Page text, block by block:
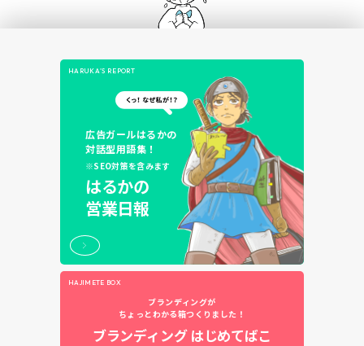
HARUKA’S REPORT
広告ガールはるかの
対話型用語集！
※SEO対策を含みます
はるかの
営業日報
HAJIMETE BOX
ブランディングが
ちょっとわかる箱つくりました！
ブランディング はじめてばこ